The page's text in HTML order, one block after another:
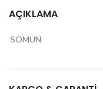
AÇIKLAMA
SOMUN